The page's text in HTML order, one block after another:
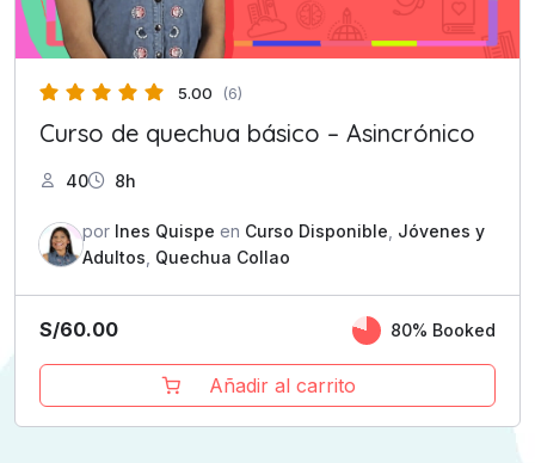
5.00 (6)
Curso de quechua básico – Asincrónico
40 8h
por Ines Quispe en Curso Disponible Jóvenes y
Adultos Quechua Collao
S/60.00 80% Booked
Añadir al carrito